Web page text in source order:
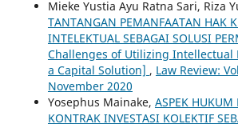
Mieke Yustia Ayu Ratna Sari, Riza
TANTANGAN PEMANFAATAN HAK
INTELEKTUAL SEBAGAI SOLUSI
Challenges of Utilizing Intellectual
a Capital Solution] , Law Review:
November 2020
Yosephus Mainake, ASPEK HUKUM
KONTRAK INVESTASI KOLEKTIF